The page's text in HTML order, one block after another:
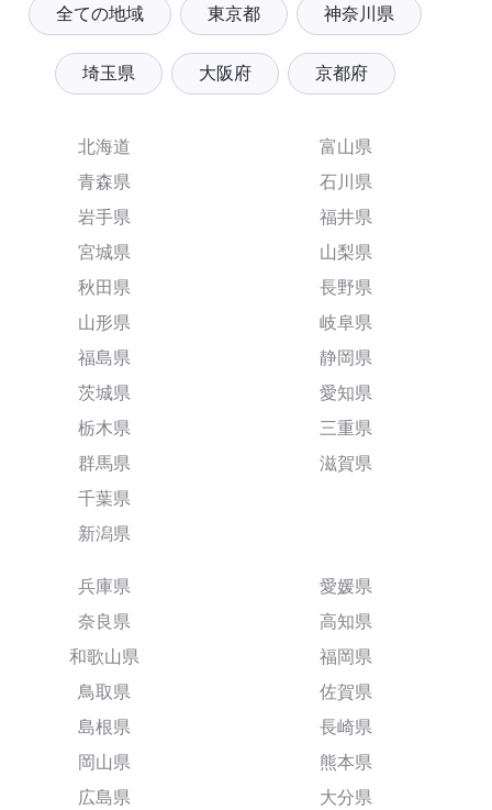
全ての地域 東京都 神奈川県
埼玉県 大阪府 京都府
北海道
青森県
岩手県
宮城県
秋田県
山形県
福島県
茨城県
栃木県
群馬県
千葉県
新潟県
富山県
石川県
福井県
山梨県
長野県
岐阜県
静岡県
愛知県
三重県
滋賀県
兵庫県
奈良県
和歌山県
鳥取県
島根県
岡山県
広島県
愛媛県
高知県
福岡県
佐賀県
長崎県
熊本県
大分県